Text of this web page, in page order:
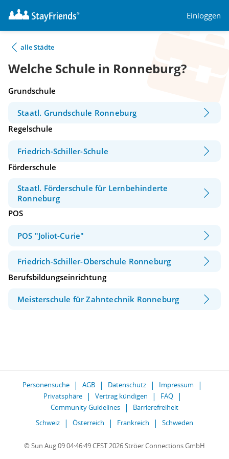
Einloggen
alle Städte
Welche Schule in Ronneburg?
Grundschule
Staatl. Grundschule Ronneburg
Regelschule
Friedrich-Schiller-Schule
Förderschule
Staatl. Förderschule für Lernbehinderte
Ronneburg
POS
POS "Joliot-Curie"
Friedrich-Schiller-Oberschule Ronneburg
Berufsbildungseinrichtung
Meisterschule für Zahntechnik Ronneburg
Personensuche AGB Datenschutz
Impressum
Privatsphäre
Vertrag kündigen
FAQ
Community Guidelines
Barrierefreiheit
Schweiz
Österreich Frankreich Schweden
© Sun Aug 09 04:46:49 CEST 2026 Ströer Connections GmbH